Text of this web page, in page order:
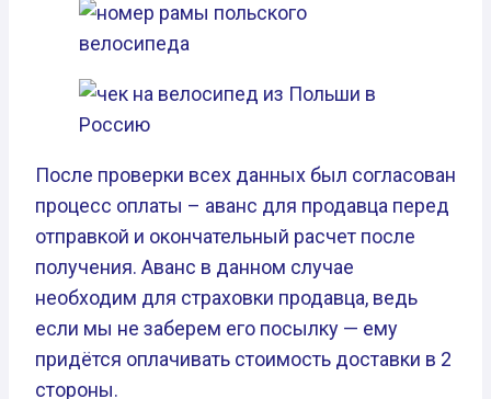
После проверки всех данных был согласован
процесс оплаты – аванс для продавца перед
отправкой и окончательный расчет после
получения. Аванс в данном случае
необходим для страховки продавца, ведь
если мы не заберем его посылку — ему
придётся оплачивать стоимость доставки в 2
стороны.